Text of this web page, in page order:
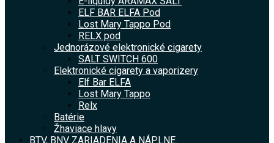
ELF BAR ELFA Pod
Lost Mary Tappo Pod
RELX pod
Jednorázové elektronické cigarety
SALT SWITCH 600
Elektronické cigarety a vaporizery
Elf Bar ELFA
Lost Mary Tappo
Relx
Batérie
Žhaviace hlavy
BTV, BNV ZARIADENIA A NÁPLNE.